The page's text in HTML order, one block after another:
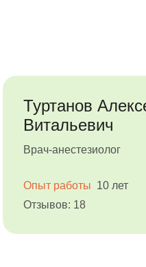
Туртанов
Витальевич
Врач-анестезиолог
Опыт работы 10 лет
Отзывов: 18